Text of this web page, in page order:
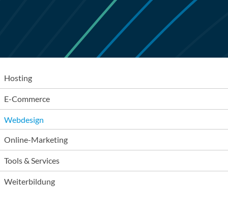
Hosting
E-Commerce
Webdesign
Online-Marketing
Tools & Services
Weiterbildung